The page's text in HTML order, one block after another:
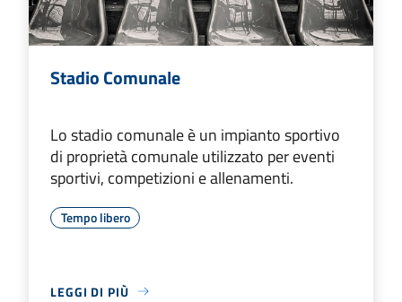
Stadio Comunale
Lo stadio comunale è un impianto sportivo
di proprietà comunale utilizzato per eventi
sportivi, competizioni e allenamenti.
Tempo libero
LEGGI DI PIÙ